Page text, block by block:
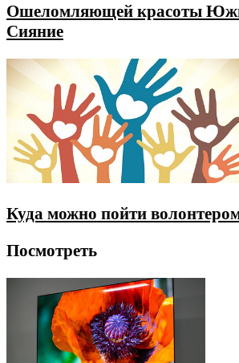
Ошеломляющей красоты
Сияние
Куда можно пойти
Посмотреть